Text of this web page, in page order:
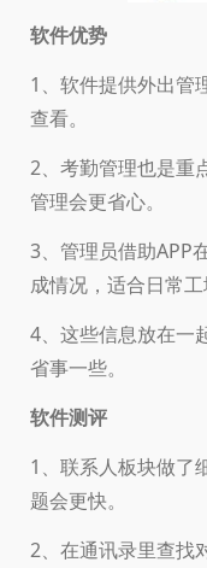
软件优势
1、软件提供外出管
查看。
2、考勤管理也是重
管理会更省心。
3、管理员借助APP
成情况，适合日常工
4、这些信息放在一
省事一些。
软件测评
1、联系人板块做了
题会更快。
2、在通讯录里查找